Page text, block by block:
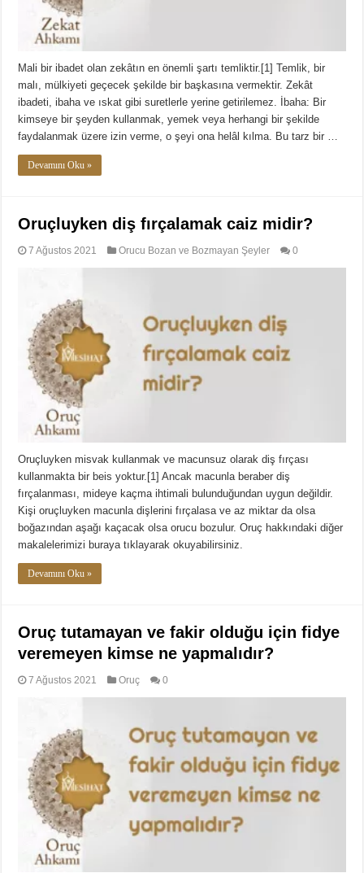
Mali bir ibadet olan zekâtın en önemli şartı temliktir.[1] Temlik, bir
malı, mülkiyeti geçecek şekilde bir başkasına vermektir. Zekât
ibadeti, ibaha ve ıskat gibi suretlerle yerine getirilemez. İbaha: Bir
kimseye bir şeyden kullanmak, yemek veya herhangi bir şekilde
faydalanmak üzere izin verme, o şeyi ona helâl kılma. Bu tarz bir …
Devamını Oku »
Oruçluyken diş fırçalamak caiz midir?
7 Ağustos 2021 Orucu Bozan ve Bozmayan Şeyler 0
Oruçluyken misvak kullanmak ve macunsuz olarak diş fırçası
kullanmakta bir beis yoktur.[1] Ancak macunla beraber diş
fırçalanması, mideye kaçma ihtimali bulunduğundan uygun değildir.
Kişi oruçluyken macunla dişlerini fırçalasa ve az miktar da olsa
boğazından aşağı kaçacak olsa orucu bozulur. Oruç hakkındaki diğer
makalelerimizi buraya tıklayarak okuyabilirsiniz.
Devamını Oku »
Oruç tutamayan ve fakir olduğu için fidye
veremeyen kimse ne yapmalıdır?
7 Ağustos 2021 Oruç 0